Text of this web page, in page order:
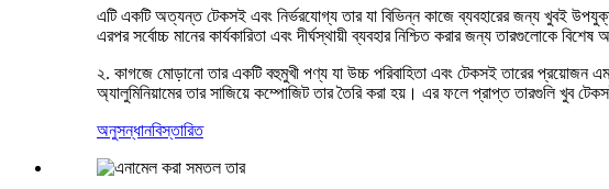
এটি একটি অত্যন্ত টেকসই এবং নির্ভরযোগ্য তার যা বিভিন্ন কাজে ব্যবহারের জন্য খুবই
এরপর সর্বোচ্চ মানের কার্যকারিতা এবং দীর্ঘস্থায়ী ব্যবহার নিশ্চিত করার জন্য তারগুলোকে
২. কাগজে মোড়ানো তার একটি বহুমুখী পণ্য যা উচ্চ পরিবাহিতা এবং টেকসই তারের প্রয়োজন
অ্যালুমিনিয়ামের তার সাজিয়ে কম্পোজিট তার তৈরি করা হয়। এর ফলে প্রাপ্ত তারগুলি খুব
অনুসন্ধানবিস্তারিত